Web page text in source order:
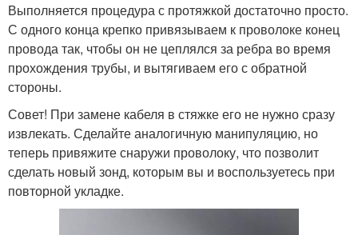
Выполняется процедура с протяжкой достаточно просто.
С одного конца крепко привязываем к проволоке конец
провода так, чтобы он не цеплялся за ребра во время
прохождения трубы, и вытягиваем его с обратной
стороны.
Совет! При замене кабеля в стяжке его не нужно сразу
извлекать. Сделайте аналогичную манипуляцию, но
теперь привяжите снаружи проволоку, что позволит
сделать новый зонд, которым вы и воспользуетесь при
повторной укладке.